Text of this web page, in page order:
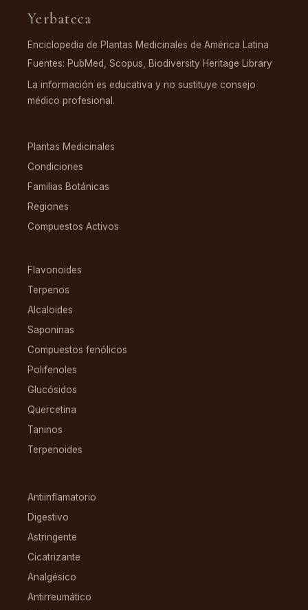
Yerbateca
Enciclopedia de Plantas Medicinales de América Latina
Fuentes: PubMed, Scopus, Biodiversity Heritage Library
La información es educativa y no sustituye consejo
médico profesional.
Plantas Medicinales
Condiciones
Familias Botánicas
Regiones
Compuestos Activos
Flavonoides
Terpenos
Alcaloides
Saponinas
Compuestos fenólicos
Polifenoles
Glucósidos
Quercetina
Taninos
Terpenoides
Antiinflamatorio
Digestivo
Astringente
Cicatrizante
Analgésico
Antirreumático